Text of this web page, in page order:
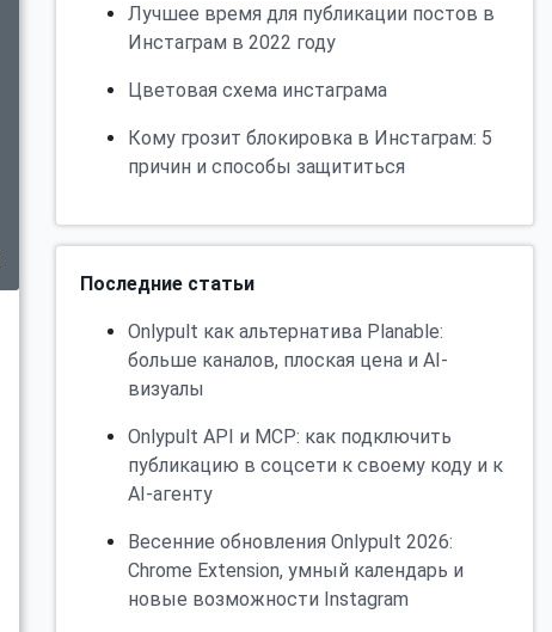
Лучшее время для публикации постов в
Инстаграм в 2022 году
Цветовая схема инстаграма
Кому грозит блокировка в Инстаграм: 5
причин и способы защититься
Последние статьи
Onlypult как альтернатива Planable:
больше каналов, плоская цена и AI-
визуалы
Onlypult API и MCP: как подключить
публикацию в соцсети к своему коду и к
AI-агенту
Весенние обновления Onlypult 2026:
Chrome Extension, умный календарь и
новые возможности Instagram